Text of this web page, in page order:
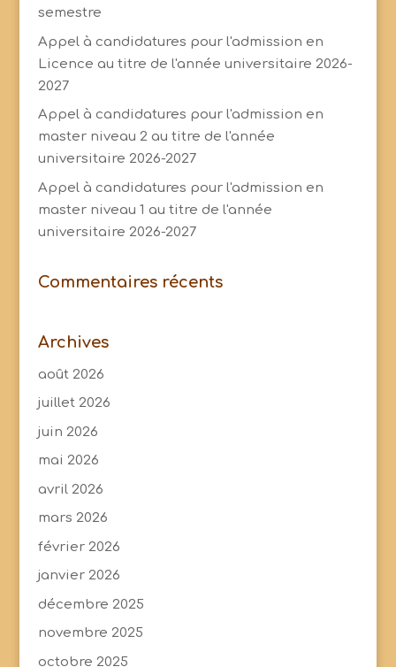
semestre
Appel à candidatures pour l'admission en
Licence au titre de l'année universitaire 2026-
2027
Appel à candidatures pour l'admission en
master niveau 2 au titre de l'année
universitaire 2026-2027
Appel à candidatures pour l'admission en
master niveau 1 au titre de l'année
universitaire 2026-2027
Commentaires récents
Archives
août 2026
juillet 2026
juin 2026
mai 2026
avril 2026
mars 2026
février 2026
janvier 2026
décembre 2025
novembre 2025
octobre 2025